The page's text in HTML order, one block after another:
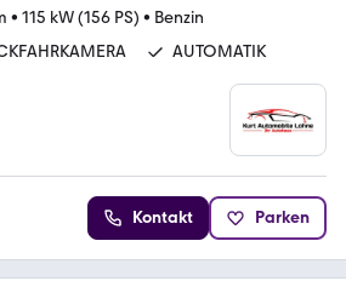
• 115 kW (156 PS) • Benzin
AUTOMATIK
Kontakt Parken